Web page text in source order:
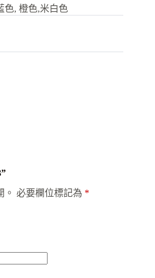
色, 橙色,米白色
。 必要欄位標記為 *